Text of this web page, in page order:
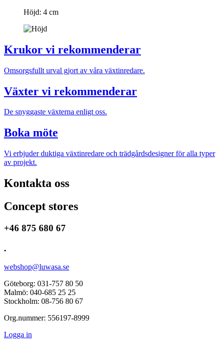
Höjd: 4 cm
Krukor vi rekommenderar
Omsorgsfullt urval gjort av våra växtinredare.
Växter vi rekommenderar
De snyggaste växterna enligt oss.
Boka möte
Vi erbjuder duktiga växtinredare och trädgårdsdesigner för alla typer
av projekt.
Kontakta oss
Concept stores
+46 875 680 67
.
webshop@luwasa.se
Göteborg: 031-757 80 50
Malmö: 040-685 25 25
Stockholm: 08-756 80 67
Org.nummer: 556197-8999
Logga in